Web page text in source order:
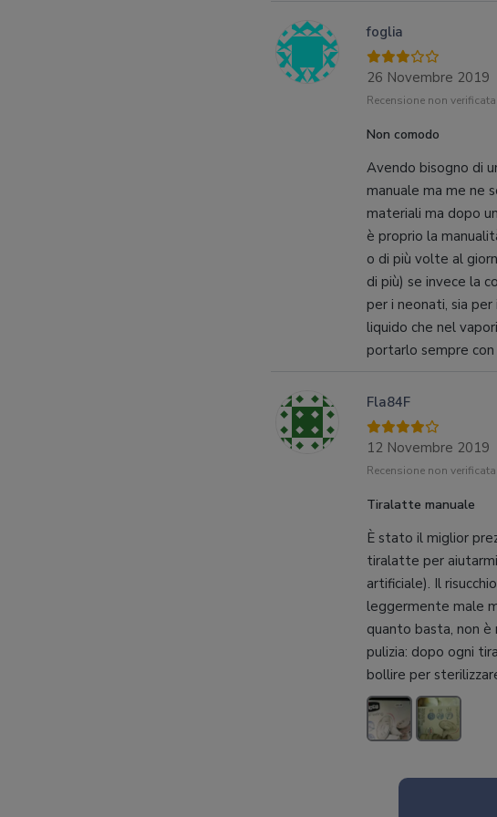
foglia
26 Novembre 2019
Recensione non verificata
Non comodo
Avendo bisogno di
manuale ma me ne
materiali ma dopo
è proprio la
o di più volte al
di più) se invece la
per i neonati, sia
liquido che nel
portarlo sempre con
Fla84F
12 Novembre 2019
Recensione non verificata
Tiralatte manuale
È stato il miglior
tiralatte per
artificiale). Il
leggermente male
quanto basta, non è
pulizia: dopo ogni
bollire per